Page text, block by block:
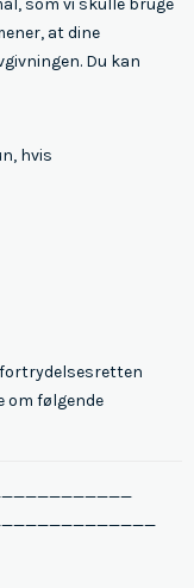
som vi skulle bruge
at dine
Du kan
hvis
fortrydelsesretten
om følgende